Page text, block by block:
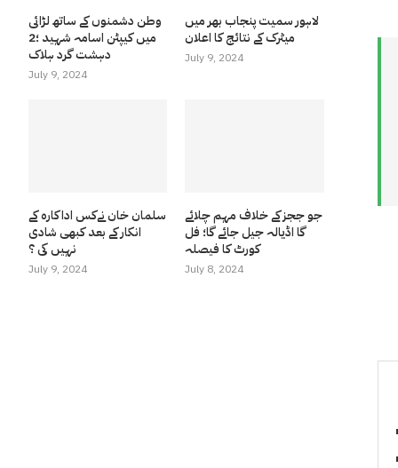
وطن دشمنوں کے ساتھ لڑائی
میں کیپٹن اسامہ شہید ؛2
دہشت گرد ہلاک
July 9, 2024
لاہور سمیت پنجاب بھر میں
میٹرک کے نتائج کا اعلان
July 9, 2024
سلمان خان نےکس اداکارہ کے
انکار کے بعد کبھی شادی
نہیں کی ؟
July 9, 2024
جو ججز کے خلاف مہم چلائے
گا اڈیالہ جیل جائے گا؛ فل
کورٹ کا فیصلہ
July 8, 2024